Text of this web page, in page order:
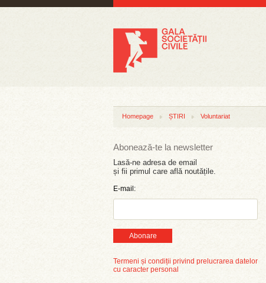
Homepage ȘTIRI Voluntariat
Abonează-te la newsletter
Lasă-ne adresa de email
și fii primul care află noutățile.
E-mail:
Abonare
Termeni și condiții privind prelucrarea datelor
cu caracter personal